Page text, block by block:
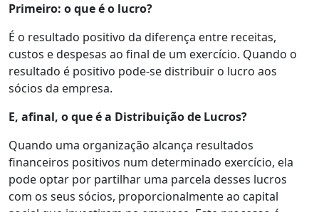
Primeiro: o que é o lucro?
É o resultado positivo da diferença entre receitas,
custos e despesas ao final de um exercício. Quando o
resultado é positivo pode-se distribuir o lucro aos
sócios da empresa.
E, afinal, o que é a Distribuição de Lucros?
Quando uma organização alcança resultados
financeiros positivos num determinado exercício, ela
pode optar por partilhar uma parcela desses lucros
com os seus sócios, proporcionalmente ao capital